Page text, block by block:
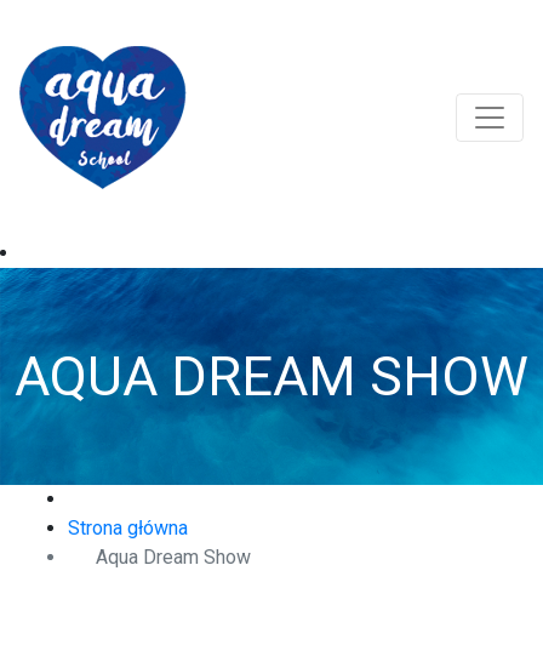
AQUA DREAM SHOW
Strona główna
Aqua Dream Show